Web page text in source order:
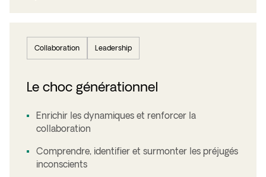
Collaboration Leadership
Le choc générationnel
Enrichir les dynamiques et renforcer la
collaboration
Comprendre, identifier et surmonter les préjugés
inconscients